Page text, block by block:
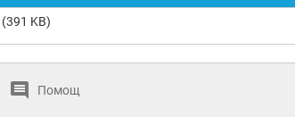
(391 KB)
Помощ